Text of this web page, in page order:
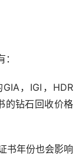
，IGI，HDR
的钻石回收价格
年份也会影响